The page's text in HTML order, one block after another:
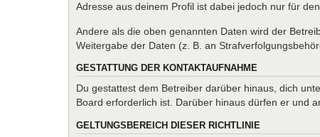
Adresse aus deinem Profil ist dabei jedoch nur für
Andere als die oben genannten Daten wird der
Weitergabe der Daten (z. B. an
GESTATTUNG DER KONTAKTAUFNAHME
Du gestattest dem Betreiber darüber hinaus, dich
Board erforderlich ist. Darüber hinaus dürfen er und
GELTUNGSBEREICH DIESER RICHTLINIE